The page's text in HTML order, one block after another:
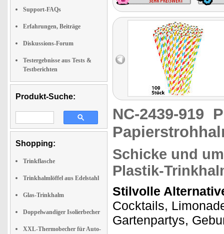
Support-FAQs
Erfahrungen, Beiträge
Diskussions-Forum
Testergebnisse aus Tests &
Testberichten
Produkt-Suche:
Shopping:
Trinkflasche
Trinkhalmlöffel aus Edelstahl
Glas-Trinkhalm
Doppelwandiger Isolierbecher
XXL-Thermobecher für Auto-
NC-2439-919
Schicke und
Plastik-
Stilvolle
Cocktails,
Gartenpartys,